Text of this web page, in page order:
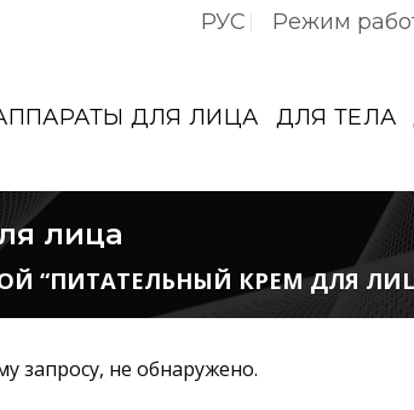
РУС Режим
ДЛЯ ЛИЦА ДЛЯ ТЕЛА
лица
“ПИТАТЕЛЬНЫЙ КРЕМ ДЛЯ
запросу, не обнаружено.